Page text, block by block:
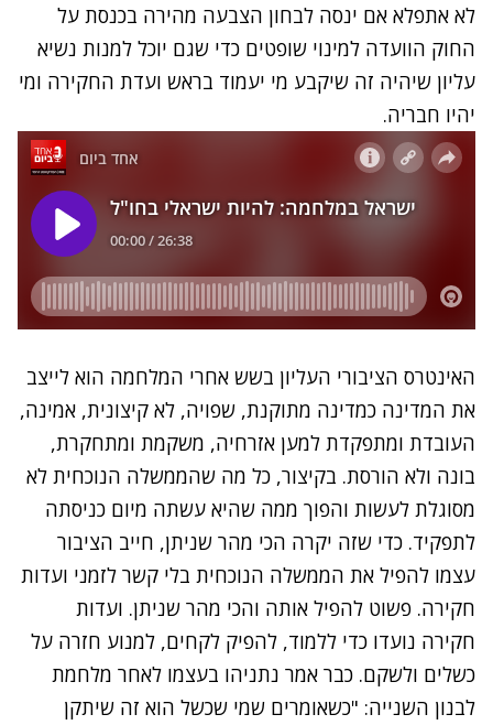
לא אתפלא אם ינסה לבחון הצבעה מהירה בכנסת על
החוק הוועדה למינוי שופטים כדי שגם יוכל למנות נשיא
עליון שיהיה זה שיקבע מי יעמוד בראש ועדת החקירה ומי
יהיו חבריה.
האינטרס הציבורי העליון בשש אחרי המלחמה הוא לייצב
את המדינה כמדינה מתוקנת, שפויה, לא קיצונית, אמינה,
העובדת ומתפקדת למען אזרחיה, משקמת ומתחקרת,
בונה ולא הורסת. בקיצור, כל מה שהממשלה הנוכחית לא
מסוגלת לעשות והפוך ממה שהיא עשתה מיום כניסתה
לתפקיד. כדי שזה יקרה הכי מהר שניתן, חייב הציבור
עצמו להפיל את הממשלה הנוכחית בלי קשר לזמני ועדות
חקירה. פשוט להפיל אותה והכי מהר שניתן. ועדות
חקירה נועדו כדי ללמוד, להפיק לקחים, למנוע חזרה על
כשלים ולשקם. כבר אמר נתניהו בעצמו לאחר מלחמת
לבנון השנייה: "כשאומרים שמי שכשל הוא זה שיתקן